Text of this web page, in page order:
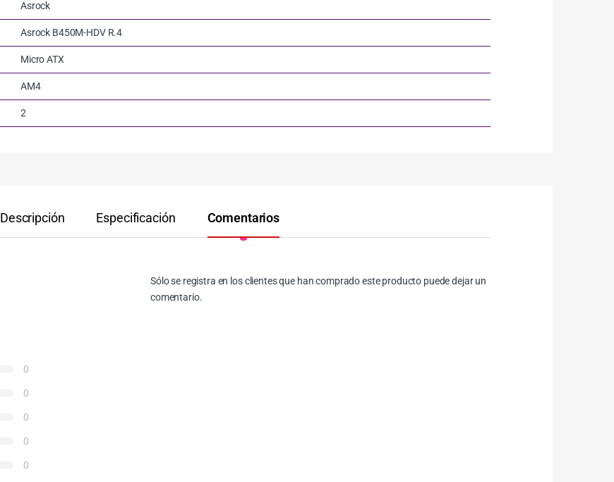
Asrock
Asrock B450M-HDV R.4
Micro ATX
AM4
2
Descripción Especificación Comentarios
0
0
0
0
0
Sólo se registra en los clientes que han comprado este producto puede dejar un
comentario.